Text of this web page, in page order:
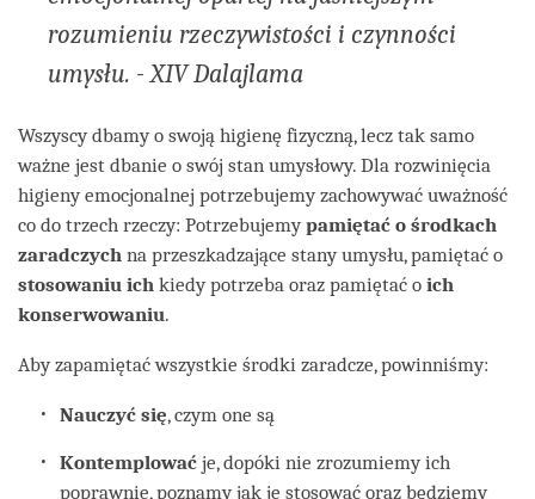
rozumieniu rzeczywistości i czynności
umysłu. - XIV Dalajlama
Wszyscy dbamy o swoją higienę fizyczną, lecz tak samo
ważne jest dbanie o swój stan umysłowy. Dla rozwinięcia
higieny emocjonalnej potrzebujemy zachowywać uważność
co do trzech rzeczy: Potrzebujemypamiętać o środkach
zaradczych na przeszkadzające stany umysłu, pamiętać o
stosowaniu ich kiedy potrzeba oraz pamiętać o ich
konserwowaniu.
Aby zapamiętać wszystkie środki zaradcze, powinniśmy:
Nauczyć się, czym one są
Kontemplować je, dopóki nie zrozumiemy ich
poprawnie, poznamy jak je stosować oraz będziemy